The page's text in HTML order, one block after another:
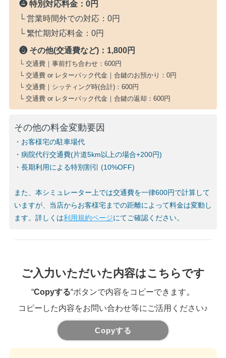
❹ 特別対応料金： 0円
└ 営業時間外での対応： 0円
└ 繁忙期対応料金： 0円
❺ その他(交通費など)： 1,800円
└ 交通費｜事前打ち合わせ： 600円
└ 交通費 or レターパック代金｜合鍵のお預かり： 0円
└ 交通費｜シッティング時(合計)： 600円
└ 交通費 or レターパック代金｜合鍵の返却： 600円
その他の料金変動要因
・お客様宅の駐車場代
・病院代行交通費(片道5km以上の場合+200円)
・長期利用による特別割引 (10%OFF)
また、本シミュレーター上では交通費を一律600円で計算して
いますが、当店からお客様宅までの距離によって料金は変動し
ます。詳しくは利用規約ページにてご確認ください。
ご入力いただいた内容はこちらです
“Copyする“ボタンで内容をコピーできます。
コピーした内容をお問い合わせ等にご活用ください♪
Copyする